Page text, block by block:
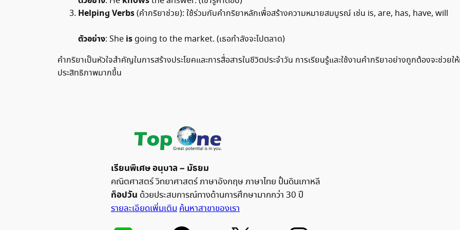
Helping Verbs(คำกริยาช่วย): ใช้ร่วมกับคำกริยาหลักเพื่อสร้างความหมายสมบูรณ์ เช่น is, are, has, have, will
ตัวอย่าง: She is going to the market. (เธอกำลังจะไปตลาด)
คำกริยาเป็นหัวใจสำคัญในการสร้างประโยคและการสื่อสารในชีวิตประจำวัน การเรียนรู้และใช้งานคำกริยาอย่างถูกต้องจะช่วย
ประสิทธิภาพมากขึ้น
เรียนพิเศษ อนุบาล – มัธยม
คณิตศาสตร์ วิทยาศาสตร์ ภาษาอังกฤษ ภาษาไทย ปั้นดินเกาหลี
ท็อปวัน ด้วยประสบการณ์ทางด้านการศึกษามากกว่า 30 ปี
รายละเอียดเพิ่มเติมค้นหาสาขาของเรา